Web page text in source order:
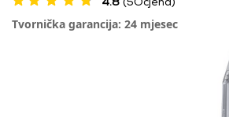
Tvornička garancija: 24 mjesec